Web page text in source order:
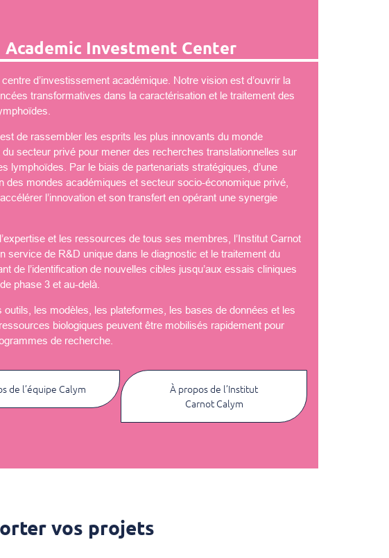
Academic Investment Center
d’investissement académique. Notre vision est d’ouvrir la
transformatives dans la caractérisation et le traitement des
de rassembler les esprits les plus innovants du monde
du secteur privé pour mener des recherches translationnelles sur
lymphoïdes. Par le biais de partenariats stratégiques, d’une
des mondes académiques et secteur socio-économique privé,
l’innovation et son transfert en opérant une synergie
et les ressources de tous ses membres, l’Institut Carnot
service de R&D unique dans le diagnostic et le traitement du
de l’identification de nouvelles cibles jusqu’aux essais cliniques
phase 3 et au-delà.
outils, les modèles, les plateformes, les bases de données et les
biologiques peuvent être mobilisés rapidement pour
de recherche.
de l’équipe Calym
À propos de l’Institut
Carnot Calym
vos projets